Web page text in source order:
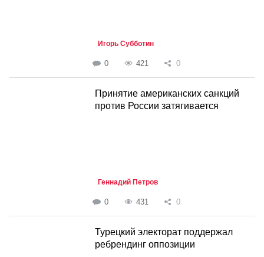
Игорь Субботин
0 421 0
Принятие американских санкций
против России затягивается
Геннадий Петров
0 431 0
Турецкий электорат поддержал
ребрендинг оппозиции